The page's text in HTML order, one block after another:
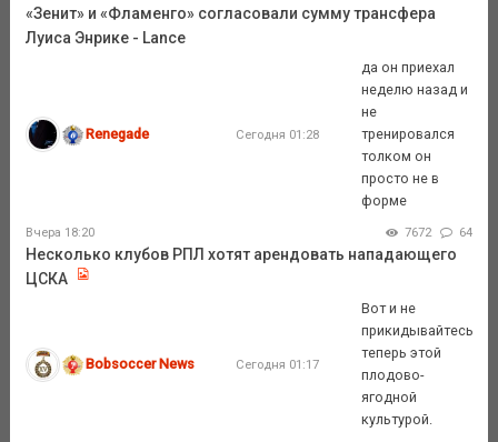
«Зенит» и «Фламенго» согласовали сумму трансфера
Луиса Энрике - Lance
Renegade Сегодня 01:28
да он приехал
неделю назад и
не
тренировался
толком он
просто не в
форме
Вчера 18:20 7672 64
Несколько клубов РПЛ хотят арендовать нападающего
ЦСКА
Bobsoccer News Сегодня 01:17
Вот и не
прикидывайтесь
теперь этой
плодово-
ягодной
культурой.